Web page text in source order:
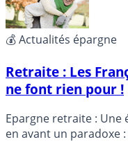
💰 Actualités épargne
Retraite : Les
ne font rien pour !
Epargne retraite : Une
en avant un paradoxe